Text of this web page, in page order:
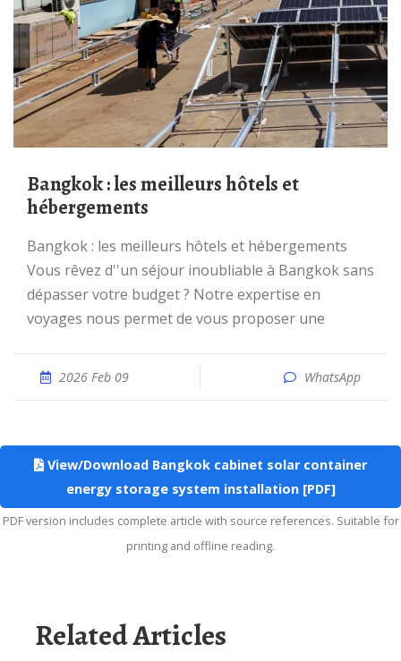
Bangkok : les meilleurs hôtels et
hébergements
Bangkok : les meilleurs hôtels et hébergements
Vous rêvez d''un séjour inoubliable à Bangkok sans
dépasser votre budget ? Notre expertise en
voyages nous permet de vous proposer une
2026 Feb 09 WhatsApp
View/Download Bangkok cabinet solar container
energy storage system installation [PDF]
PDF version includes complete article with source references. Suitable for
printing and offline reading.
Related Articles